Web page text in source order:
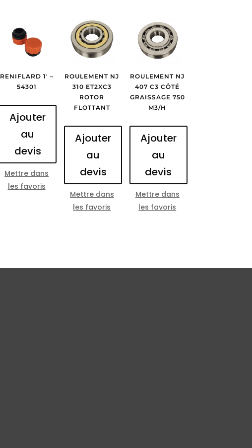
RENIFLARD 1′ –
54301
Ajouter
au
devis
Mettre dans
les favoris
ROULEMENT NJ
310 ET2XC3
ROTOR
FLOTTANT
Ajouter
au
devis
Mettre dans
les favoris
ROULEMENT NJ
407 C3 CÔTÉ
GRAISSAGE 750
M3/H
Ajouter
au
devis
Mettre dans
les favoris